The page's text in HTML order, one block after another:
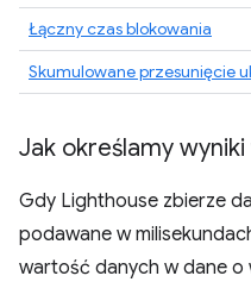
Łączny czas blokowania
Skumulowane przesunięcie
Jak określamy
Gdy Lighthouse zbierze
podawane w
wartość danych w dane